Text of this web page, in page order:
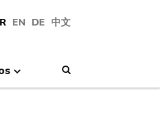
EN DE 中文